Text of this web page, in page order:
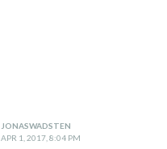
JONASWADSTEN
APR 1, 2017, 8:04 PM